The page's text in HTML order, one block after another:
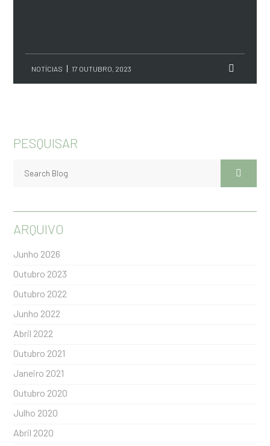
NOTÍCIAS 17 OUTUBRO, 2023
PESQUISAR
ARQUIVO
Junho 2026
Outubro 2023
Outubro 2022
Junho 2022
Abril 2022
Outubro 2021
Janeiro 2021
Outubro 2020
Julho 2020
Abril 2020